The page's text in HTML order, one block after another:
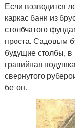
Если возводится
каркас бани из
столбчатого
проста. Садовым
будущие столбы, в
гравийная
свернутого
бетон.